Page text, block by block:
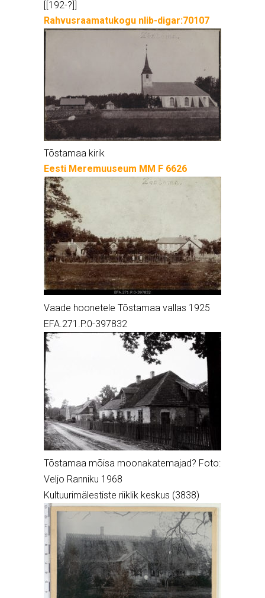
[[192-?]]
Rahvusraamatukogu nlib-digar:70107
Tõstamaa kirik
Eesti Meremuuseum MM F 6626
Vaade hoonetele Tõstamaa vallas 1925
EFA.271.P.0-397832
Tõstamaa mõisa moonakatemajad? Foto:
Veljo Ranniku 1968
Kultuurimälestiste riiklik keskus (3838)